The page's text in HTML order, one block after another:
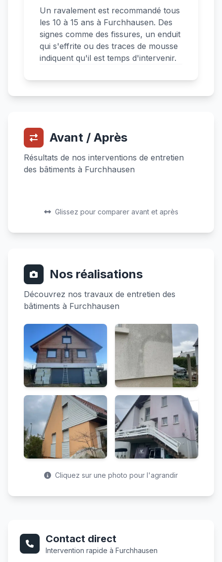
Un ravalement est recommandé tous
les 10 à 15 ans à Furchhausen. Des
signes comme des fissures, un enduit
qui s'effrite ou des traces de mousse
indiquent qu'il est temps d'intervenir.
Avant / Après
Résultats de nos interventions de entretien
des bâtiments à Furchhausen
Avant
Après
Glissez pour comparer avant et après
Nos réalisations
Découvrez nos travaux de entretien des
bâtiments à Furchhausen
Cliquez sur une photo pour l'agrandir
Contact direct
Intervention rapide à Furchhausen